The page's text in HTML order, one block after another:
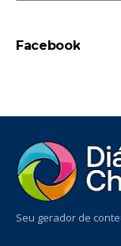
Facebook
Seu gerador de